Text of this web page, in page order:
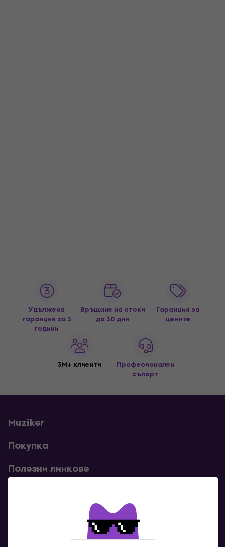
Удължена
гаранция за 3
години
Връщане на стоки
до 30 дни
Гаранция за
цените
3M+ клиенти
Професионален
съпорт
Muziker
Покупка
Полезни линкове
Контакти
Свържи се с нас